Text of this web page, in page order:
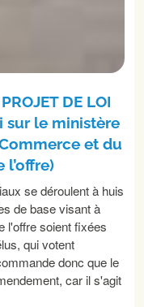
DE LOI
sur le ministère
et du
se déroulent à huis
de base visant à
l'offre soient fixées
qui votent
donc que le
car il s'agit